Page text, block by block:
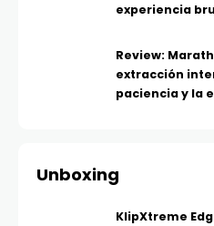
experiencia
Review:
extracción
paciencia y la
Unboxing
KlipXtreme